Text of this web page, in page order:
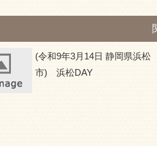
(令和9年3月14日 静岡県浜松
市) 浜松DAY